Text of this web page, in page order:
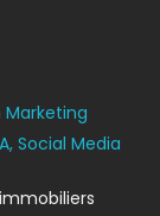
Marketing
Social Media